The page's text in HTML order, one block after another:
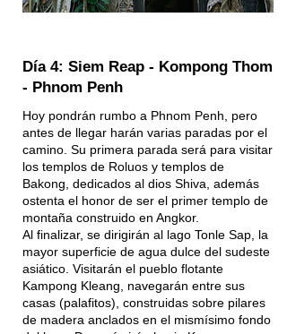
Día 4: Siem Reap - Kompong Thom
- Phnom Penh
Hoy pondrán rumbo a Phnom Penh, pero
antes de llegar harán varias paradas por el
camino. Su primera parada será para visitar
los templos de Roluos y templos de
Bakong, dedicados al dios Shiva, además
ostenta el honor de ser el primer templo de
montaña construido en Angkor.
Al finalizar, se dirigirán al lago Tonle Sap, la
mayor superficie de agua dulce del sudeste
asiático. Visitarán el pueblo flotante
Kampong Kleang, navegarán entre sus
casas (palafitos), construidas sobre pilares
de madera anclados en el mismísimo fondo